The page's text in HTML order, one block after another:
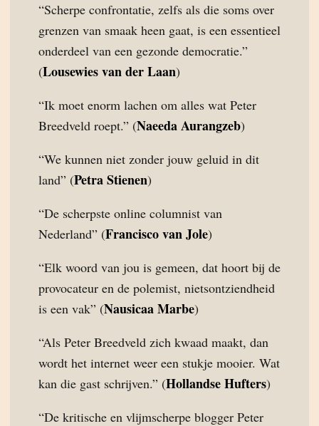
“Scherpe confrontatie, zelfs als die soms over
grenzen van smaak heen gaat, is een essentieel
onderdeel van een gezonde democratie.”
(Lousewies van der Laan)
“Ik moet enorm lachen om alles wat Peter
Breedveld roept.” (Naeeda Aurangzeb)
“We kunnen niet zonder jouw geluid in dit
land” (Petra Stienen)
“De scherpste online columnist van
Nederland” (Francisco van Jole)
“Elk woord van jou is gemeen, dat hoort bij de
provocateur en de polemist, nietsontziendheid
is een vak” (Nausicaa Marbe)
“Als Peter Breedveld zich kwaad maakt, dan
wordt het internet weer een stukje mooier. Wat
kan die gast schrijven.” (Hollandse Hufters)
“De kritische en vlijmscherpe blogger Peter